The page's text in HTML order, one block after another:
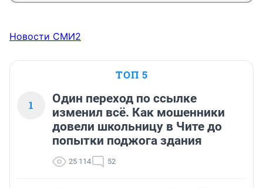
Новости СМИ2
ТОП 5
1
Один переход по ссылке
изменил всё. Как мошенники
довели школьницу в Чите до
попытки поджога здания
25 114 52